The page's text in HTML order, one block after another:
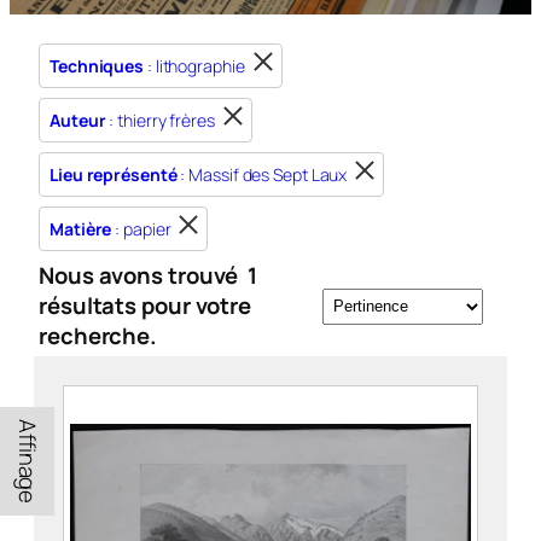
Techniques : lithographie
Auteur: thierry frères
Lieu représenté: Massif des Sept Laux
Matière : papier
Nous avons trouvé 1
résultats pour votre
recherche.
Affinage